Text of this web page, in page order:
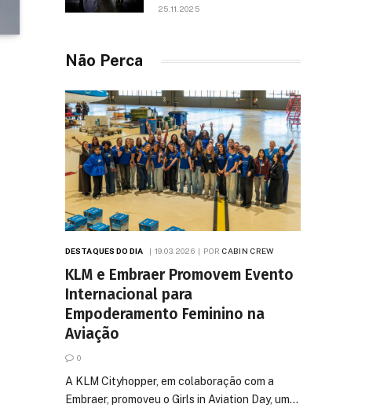
25.11.2025
Não Perca
DESTAQUES DO DIA 19.03.2026 POR CABIN CREW
KLM e Embraer Promovem Evento
Internacional para
Empoderamento Feminino na
Aviação
0
A KLM Cityhopper, em colaboração com a
Embraer, promoveu o Girls in Aviation Day, um…